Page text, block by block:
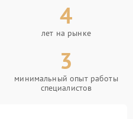
4
лет на рынке
3
минимальный опыт работы
специалистов